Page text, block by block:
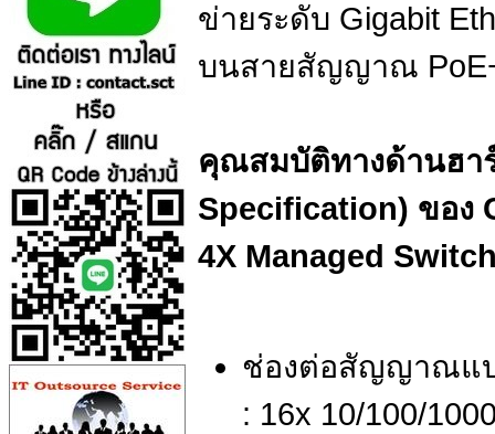
ข่ายระดับ Gigabit
บนสายสัญญาณ
คุณสมบัติทางด้านฮา
Specification) ของ
4X Managed
ช่องต่อสัญญาณแบ
: 16x 10/100/